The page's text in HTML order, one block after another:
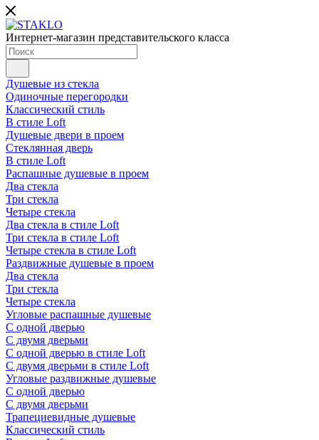
Интернет-магазин представительского класса
Душевые из стекла
Одиночные перегородки
Классический стиль
В стиле Loft
Душевые двери в проем
Стеклянная дверь
В стиле Loft
Распашные душевые в проем
Два стекла
Три стекла
Четыре стекла
Два стекла в стиле Loft
Три стекла в стиле Loft
Четыре стекла в стиле Loft
Раздвижные душевые в проем
Два стекла
Три стекла
Четыре стекла
Угловые распашные душевые
С одной дверью
С двумя дверьми
С одной дверью в стиле Loft
С двумя дверьми в стиле Loft
Угловые раздвижные душевые
С одной дверью
С двумя дверьми
Трапециевидные душевые
Классический стиль